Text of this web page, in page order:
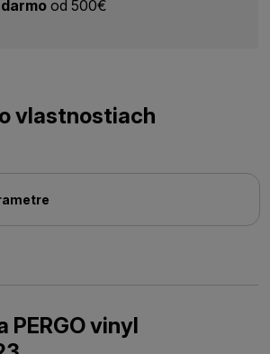
od 500€
vlastnostiach
PERGO vinyl